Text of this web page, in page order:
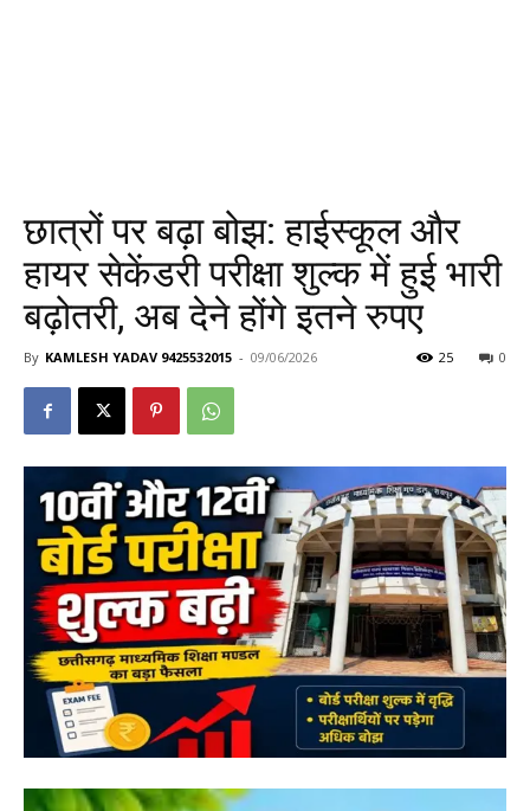
छात्रों पर बढ़ा बोझ: हाईस्कूल और
हायर सेकेंडरी परीक्षा शुल्क में हुई भारी
बढ़ोतरी, अब देने होंगे इतने रुपए
By KAMLESH YADAV 9425532015 - 09/06/2026 0
25